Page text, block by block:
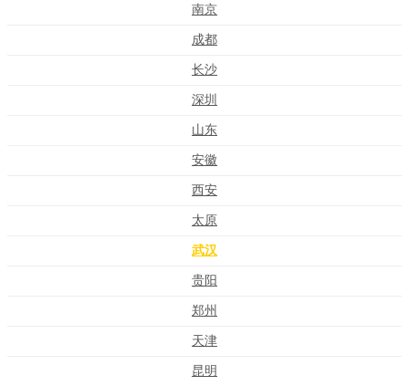
南京
成都
长沙
深圳
山东
安徽
西安
太原
武汉
贵阳
郑州
天津
昆明